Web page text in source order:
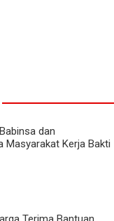
dan
Masyarakat Kerja Bakti